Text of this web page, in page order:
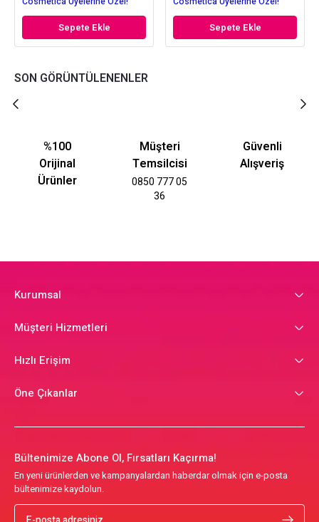
Sepete Ekle Sepete Ekle
SON GÖRÜNTÜLENENLER
%100
Orijinal
Ürünler
Müşteri
Temsilcisi
0850 777 05
36
Güvenli
Alışveriş
Kurumsal
Müşteri Hizmetleri
Hızlı Erişim
Öne Çıkanlar
Bültenimize Abone Ol, Fırsatları Kaçırma!
En yeni ürünlerden ve kampanyalardan haberdar olmak için e-posta
bültenimize kaydolun.